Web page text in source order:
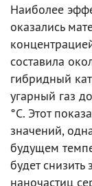
Наиболее
оказались
составила
гибридный
угарный газ
°C. Этот
значений,
будущем
будет снизить
наночастиц